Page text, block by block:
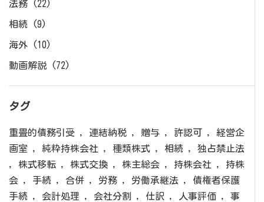
法務 (22)
相続 (9)
海外 (10)
動画解説 (72)
タグ
重畳的債務引受 , 連結納税 , 贈与 , 許認可 , 経営企
画室 , 純粋持株会社 , 種類株式 , 相続 , 独占禁止法
, 株式移転 , 株式交換 , 株主総会 , 持株会社 , 持株
会 , 手続 , 合併 , 労務 , 労働承継法 , 債権者保護
手続 , 会計処理 , 会社分割 , 仕訳 , 人事評価 , 事